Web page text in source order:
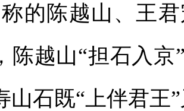
的陈越山、王
陈越山“担石入
山石既“上伴君王